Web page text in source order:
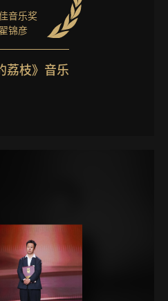
音乐奖
翟锦彦
荔枝》音乐